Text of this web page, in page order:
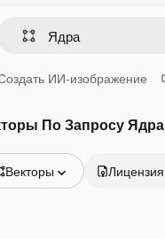
ИИ-изображение
По Запросу Ядра
Векторы Лицензия